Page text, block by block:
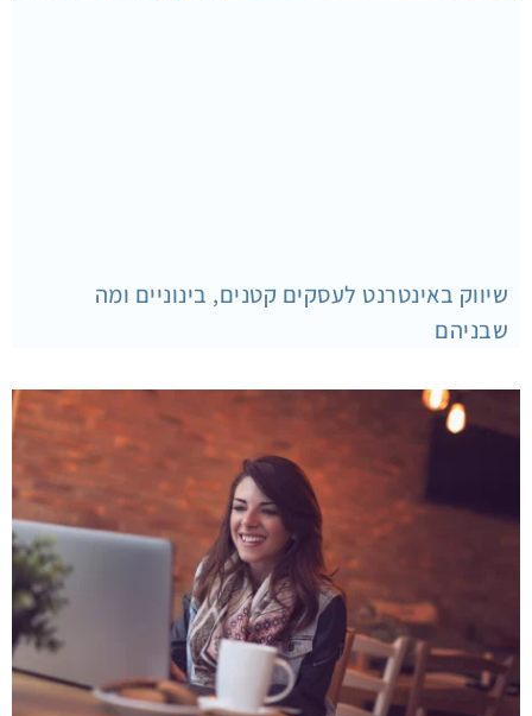
שיווק באינטרנט לעסקים קטנים, בינוניים ומה
שבניהם